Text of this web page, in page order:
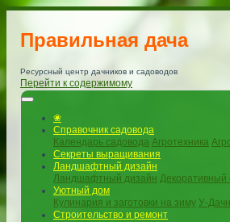
Правильная дача
Ресурсный центр дачников и садоводов
Перейти к содержимому
❀
Справочник садовода
Календарь садовода Агротехника
Секреты выращивания
Ландшафтный дизайн
Ландшафтный дизайн Декоративный
Уютный дом
Кулинария и заготовки на зиму У-
Строительство и ремонт